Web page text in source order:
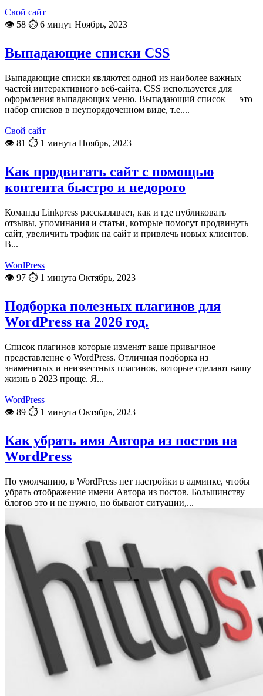
Свой сайт
👁 58 ⏱ 6 минут Ноябрь, 2023
Выпадающие списки CSS
Выпадающие списки являются одной из наиболее важных
частей интерактивного веб-сайта. CSS используется для
оформления выпадающих меню. Выпадающий список — это
набор списков в неупорядоченном виде, т.е....
Свой сайт
👁 81 ⏱ 1 минута Ноябрь, 2023
Как продвигать сайт с помощью
контента быстро и недорого
Команда Linkpress рассказывает, как и где публиковать
отзывы, упоминания и статьи, которые помогут продвинуть
сайт, увеличить трафик на сайт и привлечь новых клиентов.
В...
WordPress
👁 97 ⏱ 1 минута Октябрь, 2023
Подборка полезных плагинов для
WordPress на 2026 год.
Список плагинов которые изменят ваше привычное
представление о WordPress. Отличная подборка из
знаменитых и неизвестных плагинов, которые сделают вашу
жизнь в 2023 проще. Я...
WordPress
👁 89 ⏱ 1 минута Октябрь, 2023
Как убрать имя Автора из постов на
WordPress
По умолчанию, в WordPress нет настройки в админке, чтобы
убрать отображение имени Автора из постов. Большинству
блогов это и не нужно, но бывают ситуации,...